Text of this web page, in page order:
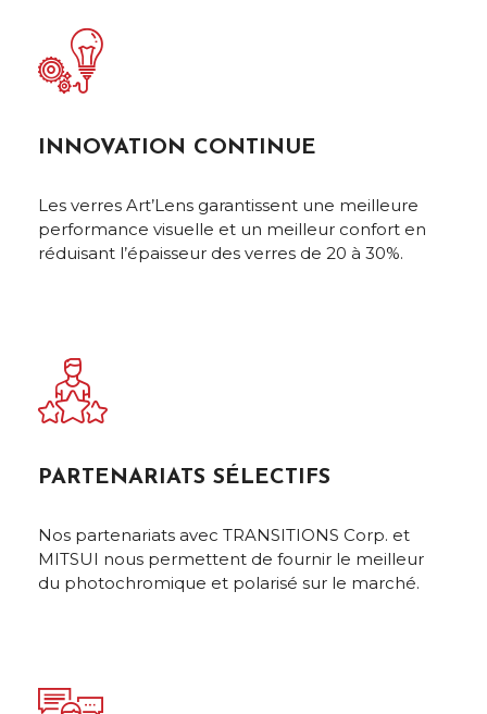
INNOVATION CONTINUE
Les verres Art’Lens garantissent une meilleure
performance visuelle et un meilleur confort en
réduisant l’épaisseur des verres de 20 à 30%.
PARTENARIATS SÉLECTIFS
Nos partenariats avec TRANSITIONS Corp. et
MITSUI nous permettent de fournir le meilleur
du photochromique et polarisé sur le marché.